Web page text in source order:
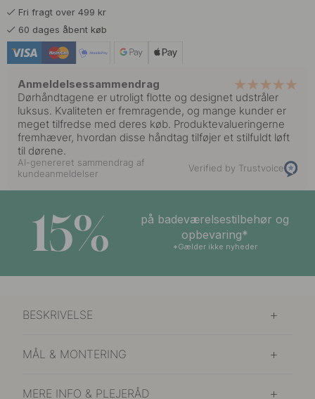
Fri fragt over 499 kr
60 dages åbent køb
Anmeldelsessammendrag
Dørhåndtagene er utroligt flotte og designet udstråler
luksus. Kvaliteten er fremragende, og mange kunder er
meget tilfredse med deres køb. Produktevalueringerne
fremhæver, hvordan disse håndtag tilføjer et stilfuldt løft
til dørene.
AI-genereret sammendrag af
kundeanmeldelser
Verified by Trustvoice
15%
på badeværelsestilbehør og
opbevaring*
*Gælder ikke nyheder
BESKRIVELSE
MÅL & MONTERING
MERE INFO & PLEJERÅD